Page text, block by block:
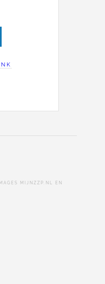
MIJNZZP.NL EN